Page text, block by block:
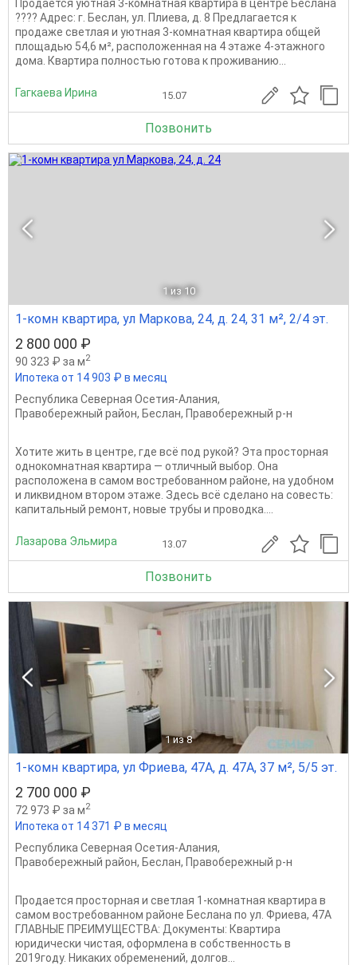
Продается уютная 3-комнатная квартира в центре Беслана
???? Адрес: г. Беслан, ул. Плиева, д. 8 Предлагается к
продаже светлая и уютная 3-комнатная квартира общей
площадью 54,6 м², расположенная на 4 этаже 4-этажного
дома. Квартира полностью готова к проживанию...
Гагкаева Ирина 15.07
Позвонить
1 из 10
1-комн квартира, ул Маркова, 24, д. 24, 31 м², 2/4 эт.
2 800 000 ₽
90 323 ₽ за м2
Ипотека от 14 903 ₽ в месяц
Республика Северная Осетия-Алания,
Правобережный район, Беслан, Правобережный р-н
Хотите жить в центре, где всё под рукой? Эта просторная
однокомнатная квартира — отличный выбор. Она
расположена в самом востребованном районе, на удобном
и ликвидном втором этаже. Здесь всё сделано на совесть:
капитальный ремонт, новые трубы и проводка....
Лазарова Эльмира 13.07
Позвонить
1 из 8
1-комн квартира, ул Фриева, 47А, д. 47А, 37 м², 5/5 эт.
2 700 000 ₽
72 973 ₽ за м2
Ипотека от 14 371 ₽ в месяц
Республика Северная Осетия-Алания,
Правобережный район, Беслан, Правобережный р-н
Продается просторная и светлая 1-комнатная квартира в
самом востребованном районе Беслана по ул. Фриева, 47А
ГЛАВНЫЕ ПРЕИМУЩЕСТВА: Документы: Квартира
юридически чистая, оформлена в собственность в
2019году. Никаких обременений, долгов...